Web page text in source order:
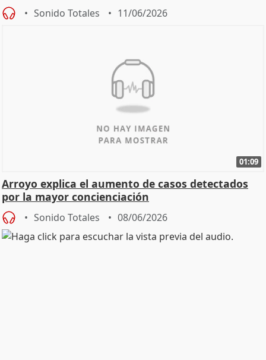
Sonido Totales 11/06/2026
01:09
Arroyo explica el aumento de casos detectados
por la mayor concienciación
Sonido Totales 08/06/2026